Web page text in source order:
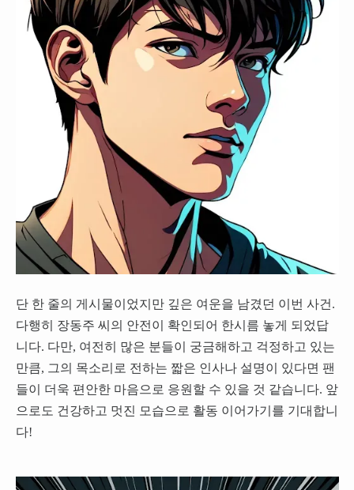
단 한 줄의 게시물이었지만 깊은 여운을 남겼던 이번 사건.
다행히 장동주 씨의 안전이 확인되어 한시름 놓게 되었답
니다. 다만, 여전히 많은 분들이 궁금해하고 걱정하고 있는
만큼, 그의 목소리로 전하는 짧은 인사나 설명이 있다면 팬
들이 더욱 편안한 마음으로 응원할 수 있을 것 같습니다. 앞
으로도 건강하고 멋진 모습으로 활동 이어가기를 기대합니
다!